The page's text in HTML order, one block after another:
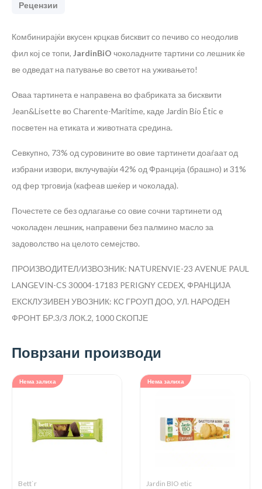
Рецензии
Комбинирајќи вкусен крцкав бисквит со печиво со неодолив
фил кој се топи, JardinBiO чоколадните тартини со лешник ќе
ве одведат на патување во светот на уживањето!
Оваа тартинета е направена во фабриката за бисквити
Jean&Lisette во Charente-Maritime, каде Jardin Bio Étic е
посветен на етиката и животната средина.
Севкупно, 73% од суровините во овие тартинети доаѓаат од
избрани извори, вклучувајќи 42% од Франција (брашно) и 31%
од фер трговија (кафеав шеќер и чоколада).
Почестете се без одлагање со овие сочни тартинети од
чоколаден лешник, направени без палмино масло за
задоволство на целото семејство.
ПРОИЗВОДИТЕЛ/ИЗВОЗНИК: NATURENVIE-23 AVENUE PAUL
LANGEVIN-CS 30004-17183 PERIGNY CEDEX, ФРАНЦИЈА
ЕКСКЛУЗИВЕН УВОЗНИК: КС ГРОУП ДОО, УЛ. НАРОДЕН
ФРОНТ БР.3/3 ЛОК.2, 1000 СКОПЈЕ
Поврзани производи
Нема залиха
Bett`r
Нема залиха
Jardin BIO etic